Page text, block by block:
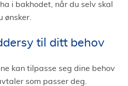
i bakhodet, når du selv skal
ønsker.
til ditt behov
kan tilpasse seg dine behov
som passer deg.